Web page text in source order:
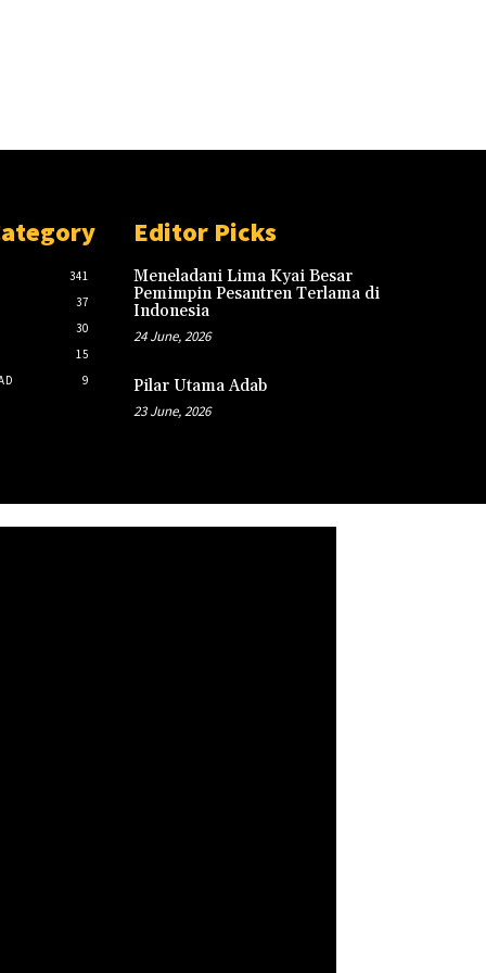
341
37
30
15
9
Editor Picks
Meneladani Lima Kyai Besar
Pemimpin Pesantren Terlama di
Indonesia
24 June, 2026
Pilar Utama Adab
23 June, 2026